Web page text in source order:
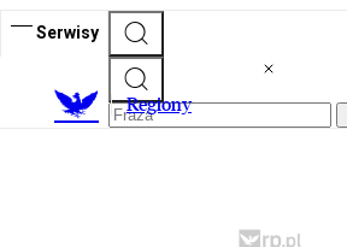
Serwisy
Regiony